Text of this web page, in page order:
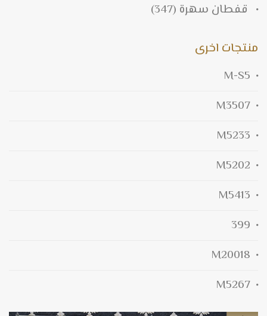
قفطان سهرة (347)
منتجات اخرى
M-S5
M3507
M5233
M5202
M5413
399
M20018
M5267